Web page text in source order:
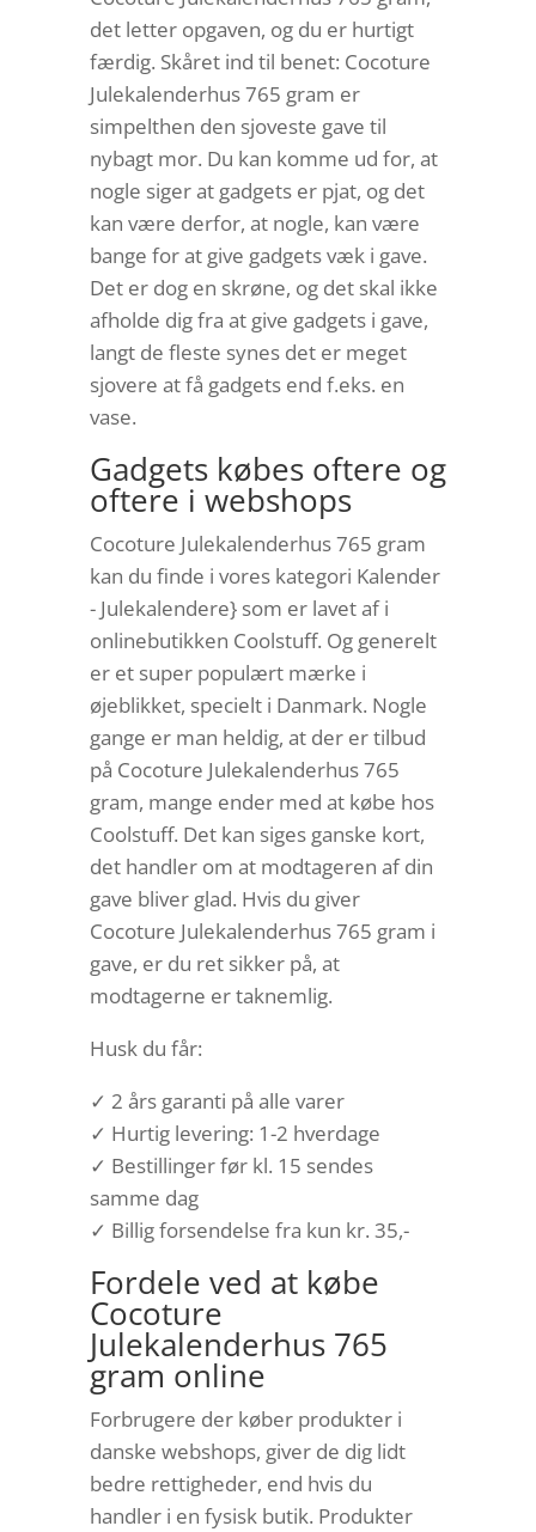
det letter opgaven, og du er hurtigt
færdig. Skåret ind til benet: Cocoture
Julekalenderhus 765 gram er
simpelthen den sjoveste gave til
nybagt mor. Du kan komme ud for, at
nogle siger at gadgets er pjat, og det
kan være derfor, at nogle, kan være
bange for at give gadgets væk i gave.
Det er dog en skrøne, og det skal ikke
afholde dig fra at give gadgets i gave,
langt de fleste synes det er meget
sjovere at få gadgets end f.eks. en
vase.
Gadgets købes oftere og
oftere i webshops
Cocoture Julekalenderhus 765 gram
kan du finde i vores kategori Kalender
- Julekalendere} som er lavet af i
onlinebutikken Coolstuff. Og generelt
er et super populært mærke i
øjeblikket, specielt i Danmark. Nogle
gange er man heldig, at der er tilbud
på Cocoture Julekalenderhus 765
gram, mange ender med at købe hos
Coolstuff. Det kan siges ganske kort,
det handler om at modtageren af din
gave bliver glad. Hvis du giver
Cocoture Julekalenderhus 765 gram i
gave, er du ret sikker på, at
modtagerne er taknemlig.
Husk du får:
✓ 2 års garanti på alle varer
✓ Hurtig levering: 1-2 hverdage
✓ Bestillinger før kl. 15 sendes
samme dag
✓ Billig forsendelse fra kun kr. 35,-
Fordele ved at købe
Cocoture
Julekalenderhus 765
gram online
Forbrugere der køber produkter i
danske webshops, giver de dig lidt
bedre rettigheder, end hvis du
handler i en fysisk butik. Produkter